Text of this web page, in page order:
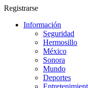
Registrarse
Información
Seguridad
Hermosillo
México
Sonora
Mundo
Deportes